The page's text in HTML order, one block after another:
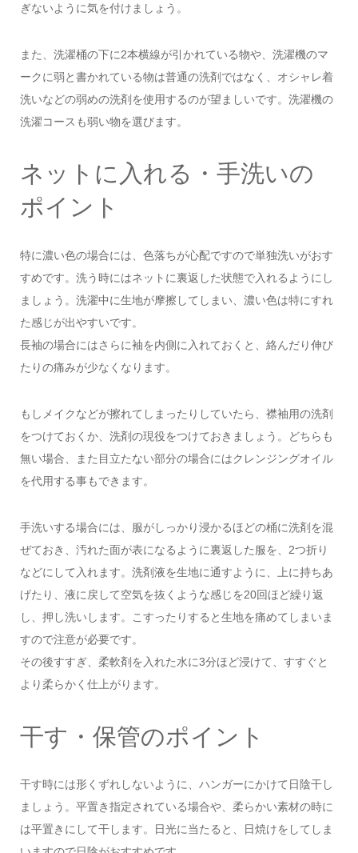
ぎないように気を付けましょう。
また、洗濯桶の下に2本横線が引かれている物や、洗濯機のマ
ークに弱と書かれている物は普通の洗剤ではなく、オシャレ着
洗いなどの弱めの洗剤を使用するのが望ましいです。洗濯機の
洗濯コースも弱い物を選びます。
ネットに入れる・手洗いの
ポイント
特に濃い色の場合には、色落ちが心配ですので単独洗いがおす
すめです。洗う時にはネットに裏返した状態で入れるようにし
ましょう。洗濯中に生地が摩擦してしまい、濃い色は特にすれ
た感じが出やすいです。
長袖の場合にはさらに袖を内側に入れておくと、絡んだり伸び
たりの痛みが少なくなります。
もしメイクなどが擦れてしまったりしていたら、襟袖用の洗剤
をつけておくか、洗剤の現役をつけておきましょう。どちらも
無い場合、また目立たない部分の場合にはクレンジングオイル
を代用する事もできます。
手洗いする場合には、服がしっかり浸かるほどの桶に洗剤を混
ぜておき、汚れた面が表になるように裏返した服を、2つ折り
などにして入れます。洗剤液を生地に通すように、上に持ちあ
げたり、液に戻して空気を抜くような感じを20回ほど繰り返
し、押し洗いします。こすったりすると生地を痛めてしまいま
すので注意が必要です。
その後すすぎ、柔軟剤を入れた水に3分ほど浸けて、すすぐと
より柔らかく仕上がります。
干す・保管のポイント
干す時には形くずれしないように、ハンガーにかけて日陰干し
ましょう。平置き指定されている場合や、柔らかい素材の時に
は平置きにして干します。日光に当たると、日焼けをしてしま